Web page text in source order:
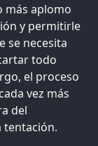
más aplomo
y permitirle
se necesita
todo
el proceso
vez más
del
tentación.